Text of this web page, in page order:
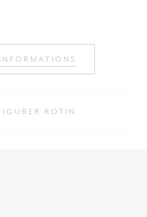
ROTIN